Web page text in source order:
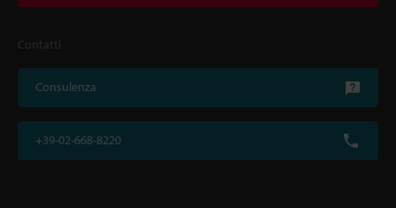
Contatti
Consulenza
+39-02-668-8220